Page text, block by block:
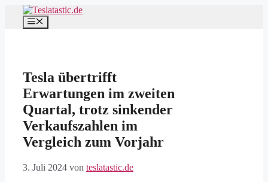
Inhalt
springen
Menü
Tesla übertrifft
Erwartungen im zweiten
Quartal, trotz sinkender
Verkaufszahlen im
Vergleich zum Vorjahr
3. Juli 2024 von teslatastic.de